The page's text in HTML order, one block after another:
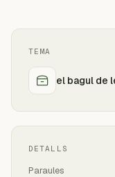
TEMA
el bagul de
DETALLS
Paraules